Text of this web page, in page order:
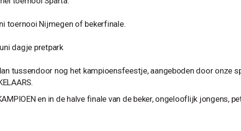
toernooi Nijmegen of bekerfinale.
dagje pretpark
tussendoor nog het kampioensfeestje, aangeboden door onze
en in de halve finale van de beker, ongelooflijk jongens,